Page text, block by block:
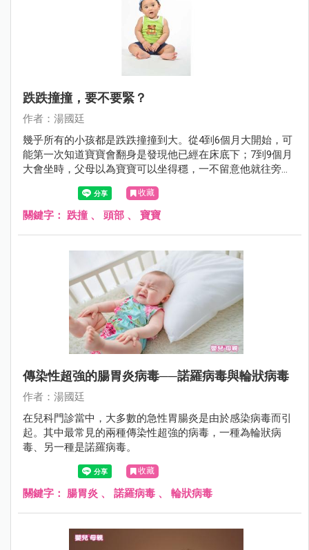
跌跌撞撞，要不要緊？
作者：湯國廷
幾乎所有的小孩都是跌跌撞撞到大。從4到6個月大開始，可
能第一次知道寶寶會翻身是發現他已經在床底下；7到9個月
大會坐時，父母以為寶寶可以坐得穩，一不留意他就往旁或
後傾倒；1歲剛會走路，搖搖晃晃，一不小心，不是往前就
是往後撲倒；更不用說，2歲時爬上爬下，不知天高地厚，
沒有懼高症，很容易從椅子或沙發上摔下來。
收藏
關鍵字： 跌撞 、 頭部 、 寶寶
傳染性超強的腸胃炎病毒──諾羅病毒與輪狀病毒
作者：湯國廷
在兒科門診當中，大多數的急性胃腸炎是由於感染病毒而引
起。其中最常見的兩種傳染性超強的病毒，一種為輪狀病
毒、另一種是諾羅病毒。
收藏
關鍵字： 腸胃炎 、 諾羅病毒 、 輪狀病毒